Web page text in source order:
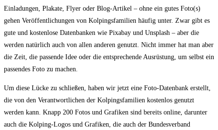
Einladungen, Plakate, Flyer oder Blog-Artikel – ohne ein gutes Foto(s)
gehen Veröffentlichungen von Kolpingsfamilien häufig unter. Zwar gibt es
gute und kostenlose Datenbanken wie Pixabay und Unsplash – aber die
werden natürlich auch von allen anderen genutzt. Nicht immer hat man aber
die Zeit, die passende Idee oder die entsprechende Ausrüstung, um selbst ein
passendes Foto zu machen.
Um diese Lücke zu schließen, haben wir jetzt eine Foto-Datenbank erstellt,
die von den Verantwortlichen der Kolpingsfamilien kostenlos genutzt
werden kann. Knapp 200 Fotos und Grafiken sind bereits online, darunter
auch die Kolping-Logos und Grafiken, die auch der Bundesverband